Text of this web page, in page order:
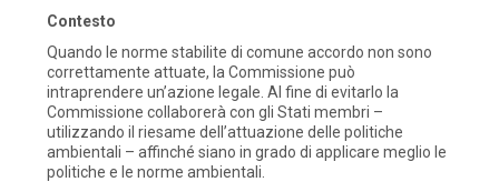
Contesto
Quando le norme stabilite di comune accordo non sono
correttamente attuate, la Commissione può
intraprendere un’azione legale. Al fine di evitarlo la
Commissione collaborerà con gli Stati membri –
utilizzando il riesame dell’attuazione delle politiche
ambientali – affinché siano in grado di applicare meglio le
politiche e le norme ambientali.